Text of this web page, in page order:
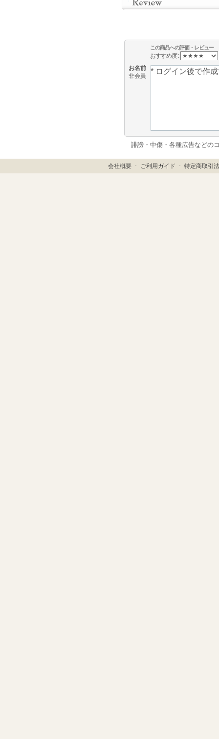
この商品への評価・レビュー
おすすめ度 :
お名前
非会員
誹謗・中傷・各種広告などの
会社概要 ㆍ ご利用ガイド ㆍ特定商取引